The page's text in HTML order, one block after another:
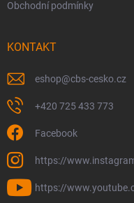
Obchodní podmínky
KONTAKT
eshop@cbs-cesko.cz
+420 725 433 773
Facebook
https://
https://